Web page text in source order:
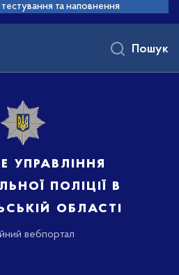
та наповнення
управління
поліції в
області
вебпортал
Пошук